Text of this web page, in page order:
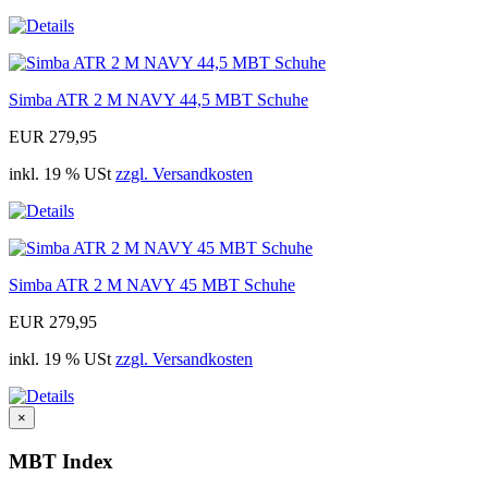
Simba ATR 2 M NAVY 44,5 MBT Schuhe
EUR 279,95
inkl. 19 % USt zzgl. Versandkosten
Simba ATR 2 M NAVY 45 MBT Schuhe
EUR 279,95
inkl. 19 % USt zzgl. Versandkosten
×
MBT Index